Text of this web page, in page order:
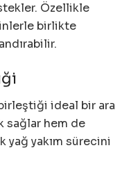
Özellikle
birlikte
ideal bir ara
sağlar hem de
yakım sürecini